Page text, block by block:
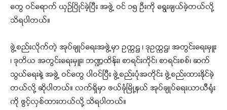
တွေ ဝင်ရောက် ယှဉ်ပြိုင်ခဲ့ပြီး အဖွဲ့ ဝင် ၁၅ ဦးကို ရွေးချယ်ခဲ့တယ်လို့
သိရပါတယ်။
ဖွဲ့စည်းလိုက်တဲ့ အုပ်ချုပ်ရေးအဖွဲ့မှာ ဥက္ကဌ ၊ ဒုဥက္ကဌ၊ အတွင်းရေးမှူး
၊ ဒုတိယ အတွင်းရေးမှူး၊ ဘဏ္ဍထိန်း၊ စာရင်းကိုင်၊ စာရင်းစစ်၊ ဆက်
သွယ်ရေးနဲ့ အဖွဲ့ ဝင်တွေ ပါဝင်ပြီး ဖွဲ့စည်းပုံအတိုင်း ဖွဲ့စည်းထားနိုင်ခဲ့
တယ်လို့ ဆိုပါတယ်။ လက်ရှိမှာ ဖယ်ခုံမြို့နယ် အုပ်ချုပ်ရေးယာယီရုံး
ကို ဖွင့်လှစ်ထားတယ်လို့ သိရပါတယ်။